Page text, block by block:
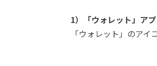
1）「ウォレット」ア
「ウォレット」のアイ